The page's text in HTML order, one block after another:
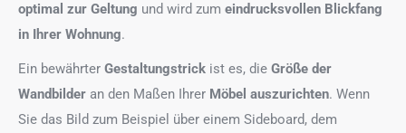
optimal zur Geltung und wird zum eindrucksvollen Blickfang
in Ihrer Wohnung.
Ein bewährter Gestaltungstrick ist es, die Größe der
Wandbilder an den Maßen Ihrer Möbel auszurichten. Wenn
Sie das Bild zum Beispiel über einem Sideboard, dem